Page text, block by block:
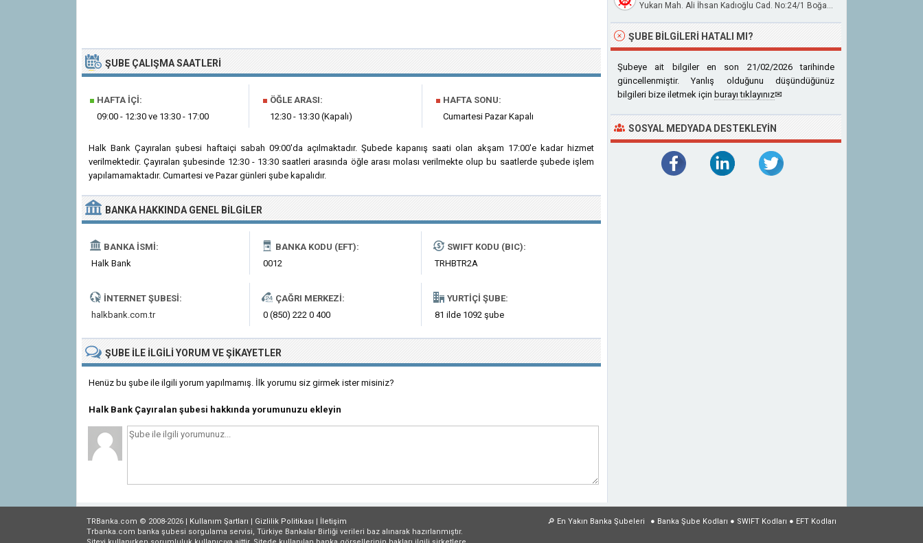
ŞUBE ÇALIŞMA SAATLERI
■ HAFTA İÇI:
09:00 - 12:30 ve 13:30 - 17:00
■ ÖĞLE ARASI:
12:30 - 13:30 (Kapalı)
■ HAFTA SONU:
Cumartesi Pazar Kapalı
Halk Bank Çayıralan şubesi haftaiçi sabah 09:00'da açılmaktadır. Şubede kapanış saati olan akşam 17:00'e kadar hizmet
verilmektedir. Çayıralan şubesinde 12:30 - 13:30 saatleri arasında öğle arası molası verilmekte olup bu saatlerde şubede işlem
yapılamamaktadır. Cumartesi ve Pazar günleri şube kapalıdır.
BANKA HAKKINDA GENEL BILGILER
BANKA İSMI:
Halk Bank
BANKA KODU (EFT):
0012
SWIFT KODU (BIC):
TRHBTR2A
İNTERNET ŞUBESI:
halkbank.com.tr
ÇAĞRI MERKEZI:
0 (850) 222 0 400
YURTIÇI ŞUBE:
81 ilde 1092 şube
ŞUBE ILE İLGILIYORUM VE ŞIKAYETLER
Henüz bu şube ile ilgili yorum yapılmamış. İlk yorumu siz girmek ister misiniz?
Halk Bank Çayıralan şubesi hakkında yorumunuzu ekleyin
Yukarı Mah. Ali İhsan Kadıoğlu Cad. No:24/1 Boğazlıyan Yozgat
ŞUBE BILGILERI HATALI MI?
Şubeye ait bilgiler en son 21/02/2026 tarihinde
güncellenmiştir. Yanlış olduğunu düşündüğünüz
bilgileri bize iletmek için burayı tıklayınız✉
SOSYAL MEDYADA DESTEKLEYIN
● Banka Şube Kodları ● SWIFT Kodları ● EFT Kodları
🔎 En Yakın Banka Şubeleri
TRBanka.com © 2008-2026 | Kullanım Şartları | Gizlilik Politikası | İletişim
Trbanka.com banka şubesi sorgulama servisi, Türkiye Bankalar Birliği verileri baz alınarak hazırlanmıştır.